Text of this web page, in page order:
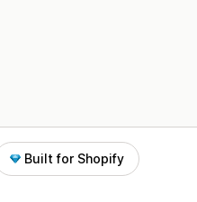
Built for Shopify